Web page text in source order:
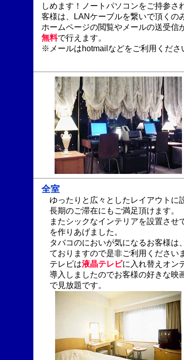
しめます！ノートパソコンをご持参さ
客様は、LANケーブルを繋いで頂くの
ホームページの閲覧やメールの送受信
無料で行えます。
※メールはhotmailなどをご利用くださ
全室
ゆったりと広々としたレイアウトに
長期のご滞在にもご満足頂けます。
またシックなインテリアを設置させ
を作りあげました。
タバコのにおいが気になるお客様は
ておりますので是非ご利用くださいま
テレビは液晶テレビに入れ替えオン
導入しましたのでお客様の好きな映
で見放題です。